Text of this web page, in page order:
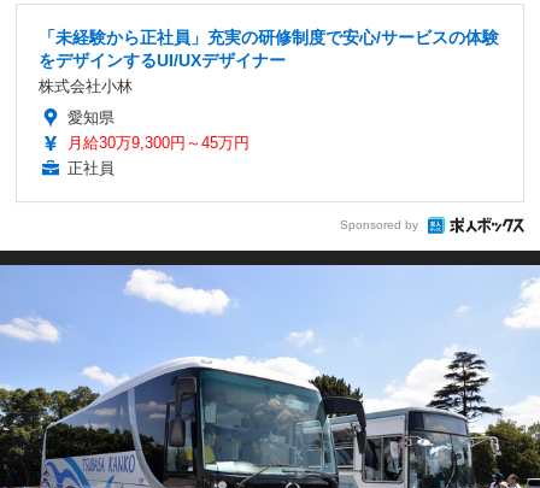
「未経験から正社員」充実の研修制度で安心/サービスの体験
をデザインするUI/UXデザイナー
株式会社小林
愛知県
月給30万9,300円～45万円
正社員
Sponsored by